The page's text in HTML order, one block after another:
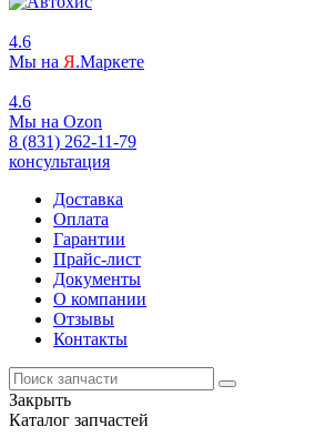
4.6
Мы на Я.Маркете
4.6
Мы на Ozon
8 (831) 262-11-79
консультация
Доставка
Оплата
Гарантии
Прайс-лист
Документы
О компании
Отзывы
Контакты
Закрыть
Каталог запчастей